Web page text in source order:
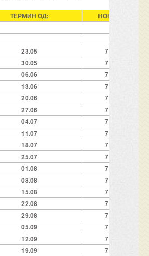
ТЕРМИН ОД: НОЌИ
23.05
7
30.05
7
06.06
7
13.06
7
20.06
7
27.06
7
04.07
7
11.07
7
18.07
7
25.07
7
01.08
7
08.08
7
15.08
7
22.08
7
29.08
7
05.09
7
12.09
7
19.09
7